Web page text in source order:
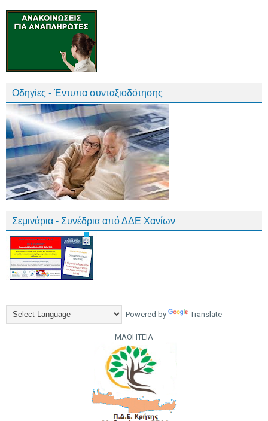
Οδηγίες - Έντυπα συνταξιοδότησης
Σεμινάρια - Συνέδρια από ΔΔΕ Χανίων
Powered by Translate
ΜΑΘΗΤΕΙΑ